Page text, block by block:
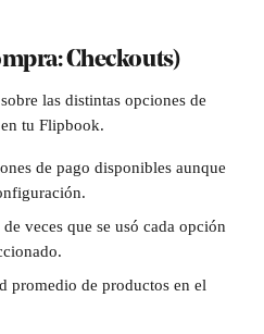
Checkouts)
las distintas opciones de
tu Flipbook.
de pago disponibles aunque
veces que se usó cada opción
promedio de productos en el